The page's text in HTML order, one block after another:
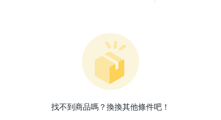
找不到商品嗎？換換其他條件吧！